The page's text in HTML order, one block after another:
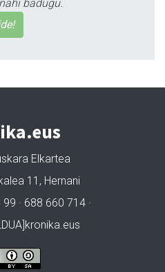
badugu.
Elkartea
11, Hernani
· 688 660 714 ·